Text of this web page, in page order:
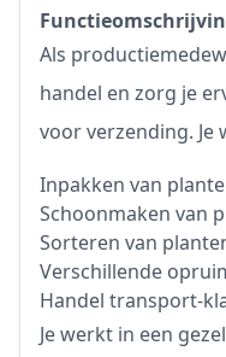
Als
handel en zorg je
voor verzending. Je
Inpakken van
Schoonmaken van
Sorteren van
Verschillende
Handel transport-
Je werkt in een